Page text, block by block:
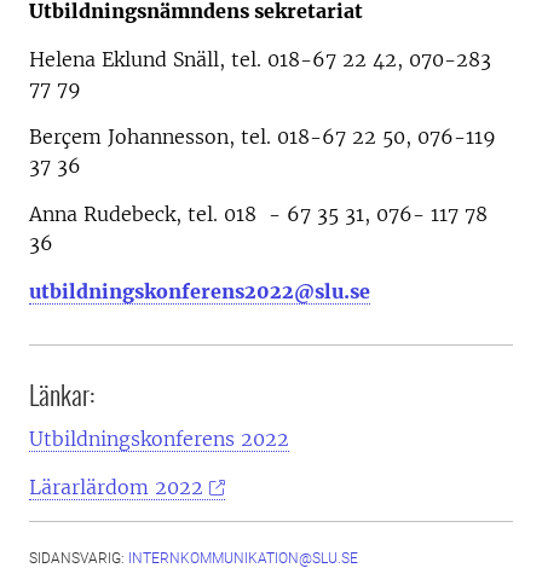
Utbildningsnämndens sekretariat
Helena Eklund Snäll, tel. 018-67 22 42, 070-283
77 79
Berçem Johannesson, tel. 018-67 22 50, 076-119
37 36
Anna Rudebeck, tel. 018 - 67 35 31, 076- 117 78
36
utbildningskonferens2022@slu.se
Länkar:
Utbildningskonferens 2022
Lärarlärdom 2022
SIDANSVARIG: INTERNKOMMUNIKATION@SLU.SE